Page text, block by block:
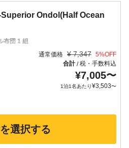
Ondol(Half Ocean
布団 1 組
通常価格 ¥ 7,347 5%OFF
合計/税・手数料込
¥7,005〜
1泊1名あたり¥3,503〜
選択する